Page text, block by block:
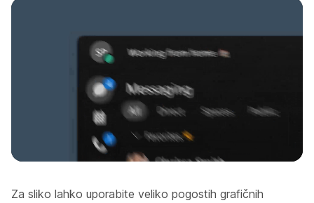
Za sliko lahko uporabite veliko pogostih grafičnih